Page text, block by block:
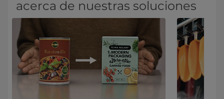
acerca de nuestras soluciones